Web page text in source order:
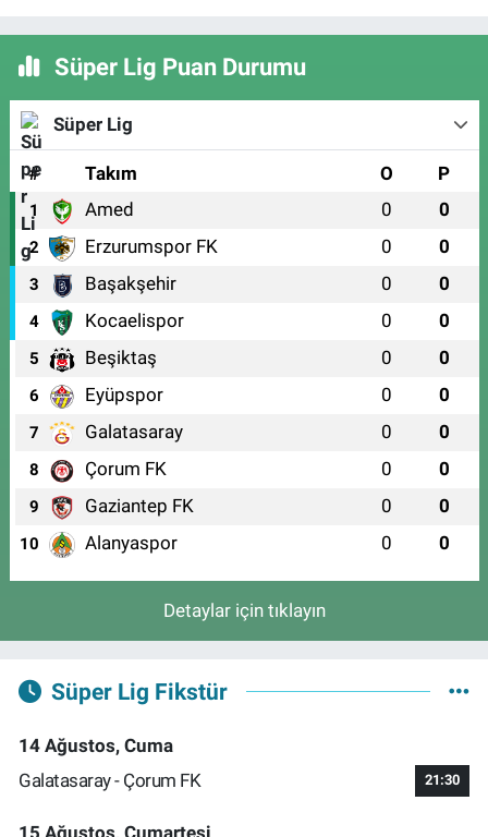
Süper Lig Puan Durumu
Süper Lig
# Takım O P
1 Amed 0 0
2 Erzurumspor FK 0 0
3 Başakşehir 0 0
4 Kocaelispor 0 0
5 Beşiktaş 0 0
6 Eyüpspor 0 0
7 Galatasaray 0 0
8 Çorum FK 0 0
9 Gaziantep FK 0 0
10 Alanyaspor 0 0
Detaylar için tıklayın
Süper Lig Fikstür
14 Ağustos, Cuma
Galatasaray - Çorum FK
21:30
15 Ağustos, Cumartesi